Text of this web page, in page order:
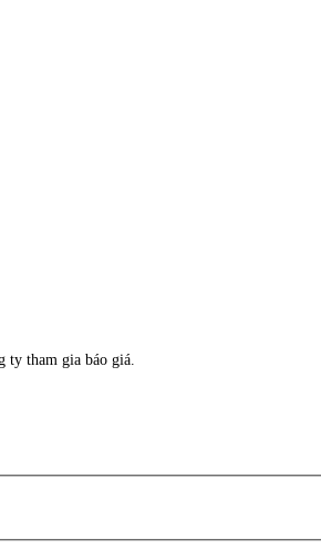
ty tham gia báo giá.